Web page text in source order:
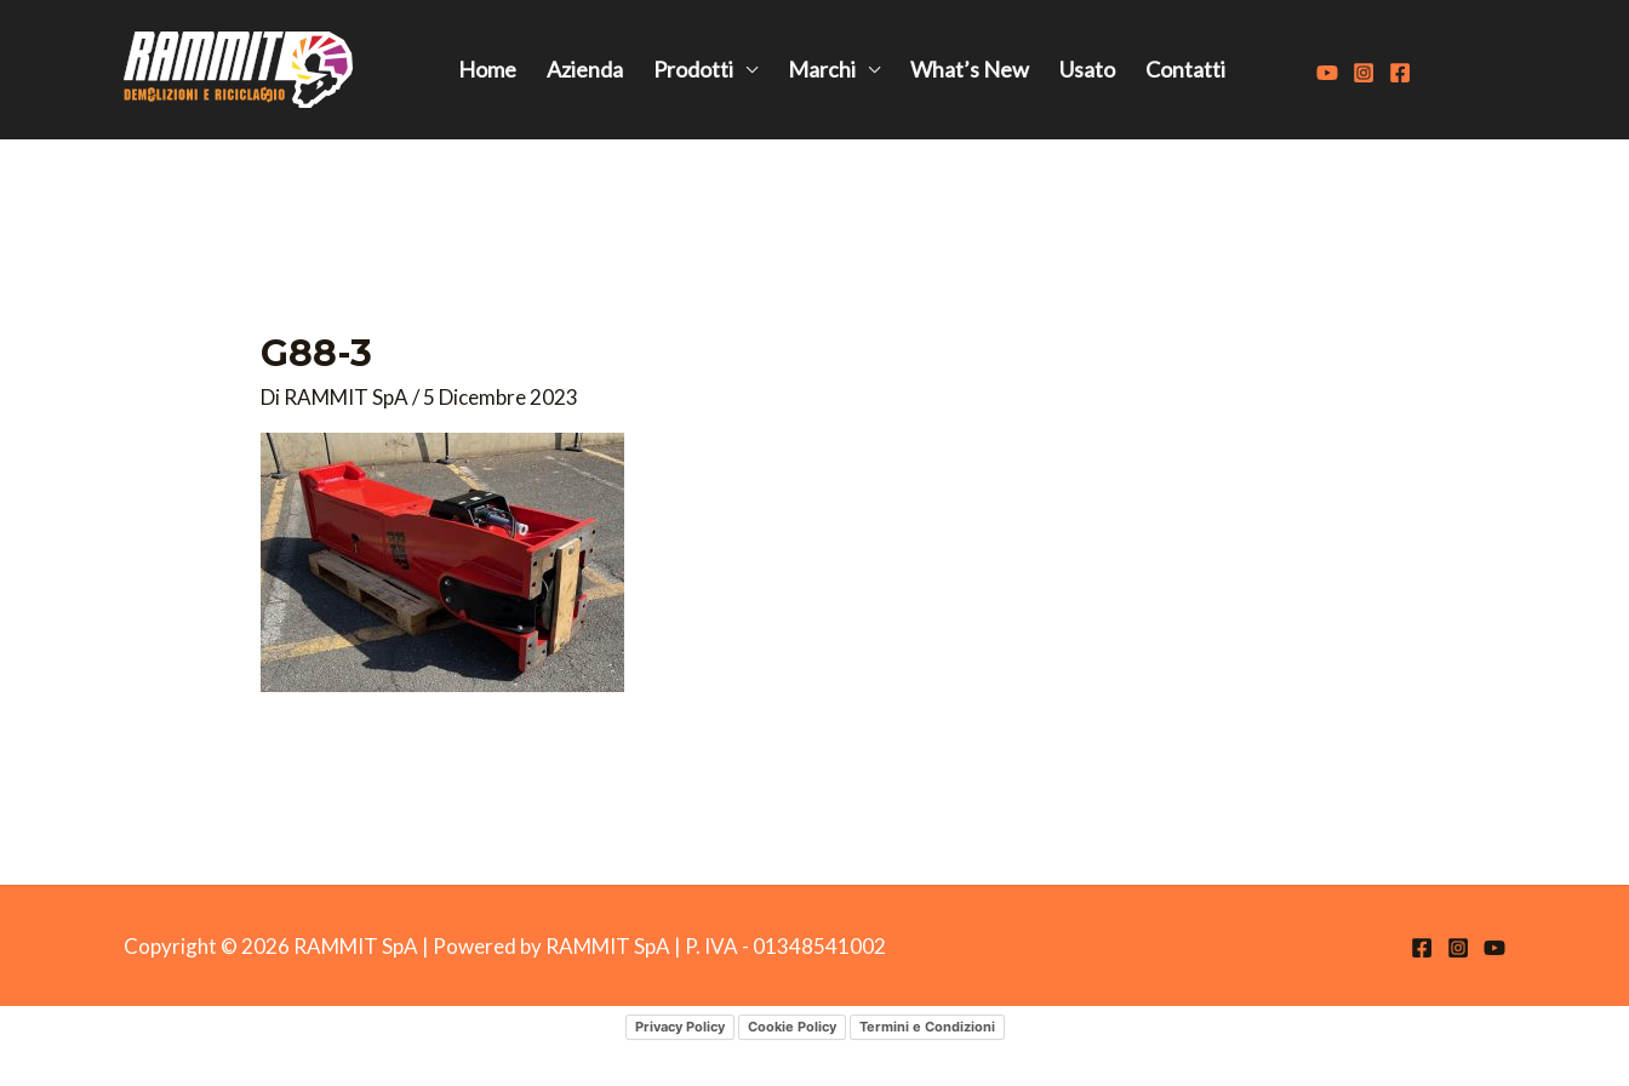
Home Azienda Prodotti Marchi What’s New Usato Contatti
G88-3
Di RAMMIT SpA/5 Dicembre 2023
Copyright © 2026 RAMMIT SpA | Powered by RAMMIT SpA | P. IVA - 01348541002
Privacy Policy Cookie Policy Termini e Condizioni